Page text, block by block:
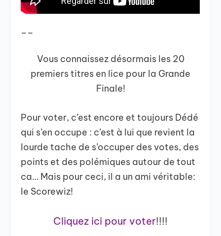
__
Vous connaissez désormais les 20
premiers titres en lice pour la Grande
Finale!
Pour voter, c’est encore et toujours Dédé
qui s’en occupe : c’est à lui que revient la
lourde tache de s’occuper des votes, des
points et des polémiques autour de tout
ca… Mais pour ceci, il a un ami véritable:
le Scorewiz!
Cliquez ici pour voter!!!!